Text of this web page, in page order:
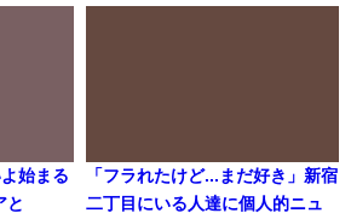
始まる
と
「フラれたけど...まだ好き」新宿
二丁目にいる人達に個人的ニュ